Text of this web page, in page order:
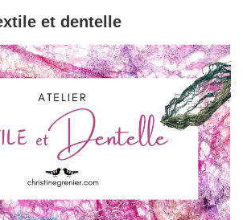
et dentelle